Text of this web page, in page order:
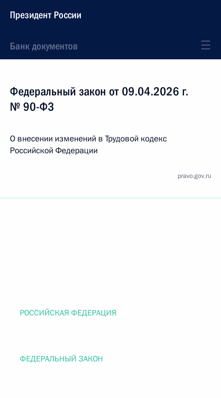
Президент России
Банк документов
Федеральный закон от 09.04.2026 г.
№ 90-ФЗ
О внесении изменений в Трудовой кодекс
Российской Федерации
pravo.gov.ru
РОССИЙСКАЯ ФЕДЕРАЦИЯ
ФЕДЕРАЛЬНЫЙ ЗАКОН